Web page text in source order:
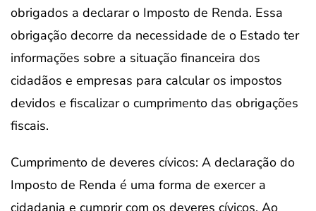
obrigados a declarar o Imposto de Renda. Essa
obrigação decorre da necessidade de o Estado ter
informações sobre a situação financeira dos
cidadãos e empresas para calcular os impostos
devidos e fiscalizar o cumprimento das obrigações
fiscais.
Cumprimento de deveres cívicos: A declaração do
Imposto de Renda é uma forma de exercer a
cidadania e cumprir com os deveres cívicos. Ao